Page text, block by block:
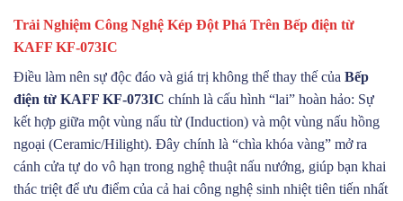
Trải Nghiệm Công Nghệ Kép Đột Phá Trên Bếp điện từ
KAFF KF-073IC
Điều làm nên sự độc đáo và giá trị không thể thay thế của Bếp
điện từ KAFF KF-073IC chính là cấu hình “lai” hoàn hảo: Sự
kết hợp giữa một vùng nấu từ (Induction) và một vùng nấu hồng
ngoại (Ceramic/Hilight). Đây chính là “chìa khóa vàng” mở ra
cánh cửa tự do vô hạn trong nghệ thuật nấu nướng, giúp bạn khai
thác triệt để ưu điểm của cả hai công nghệ sinh nhiệt tiên tiến nhất